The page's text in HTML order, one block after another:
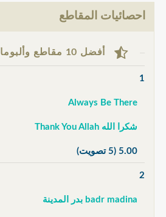
احصائيات المقاطع
أفضل 10 مقاطع وألبومات حسب التقييم
1
Always Be There
شكرا الله Thank You Allah
5.00 (5 تصويت)
2
badr madina بدر المدينة